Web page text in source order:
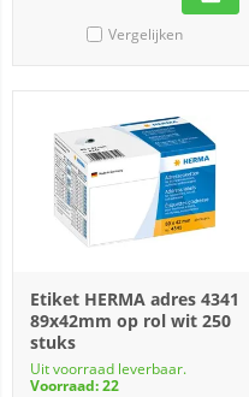
Vergelijken
Etiket HERMA adres 4341
89x42mm op rol wit 250
stuks
Uit voorraad leverbaar.
Voorraad: 22